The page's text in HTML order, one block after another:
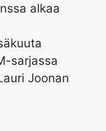
alkaa
sarjassa
Joonan